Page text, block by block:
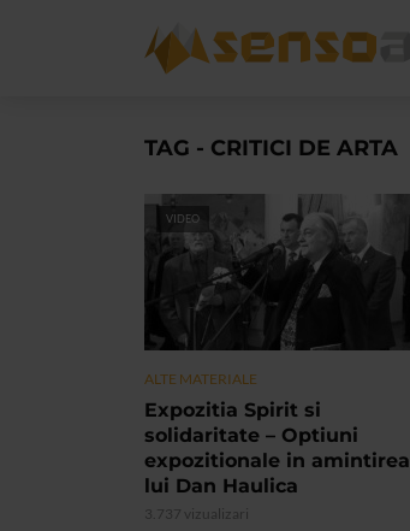
TAG - CRITICI DE ARTA
VIDEO
ALTE MATERIALE
Expozitia Spirit si
solidaritate – Optiuni
expozitionale in amintirea
lui Dan Haulica
3.737 vizualizari